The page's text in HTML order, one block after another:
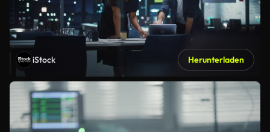
iStock Herunterladen